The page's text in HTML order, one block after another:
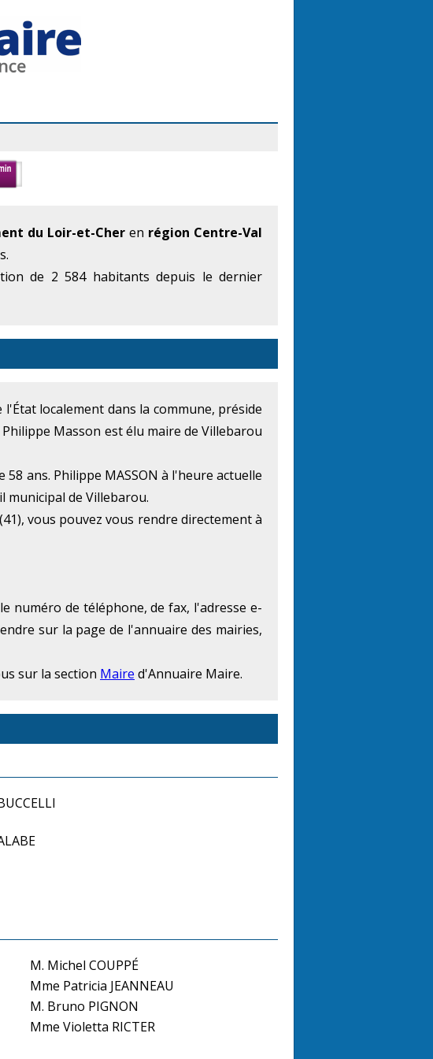
du Loir-et-Cher en région Centre-Val
de 2 584 habitants depuis le dernier
l'État localement dans la commune, préside
Masson est élu maire de Villebarou
ans. Philippe MASSON à l'heure actuelle
municipal de Villebarou.
vous pouvez vous rendre directement à
numéro de téléphone, de fax, l'adresse e-
sur la page de l'annuaire des mairies,
sur la section Maire d'Annuaire Maire.
M. Michel COUPPÉ
Mme Patricia JEANNEAU
M. Bruno PIGNON
Mme Violetta RICTER